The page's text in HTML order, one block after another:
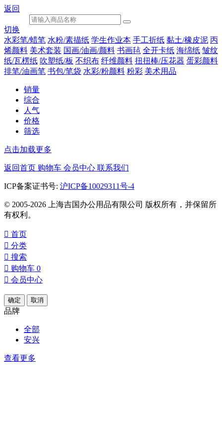
返回
切换
水彩笔/蜡笔 水粉/素描纸 学生作业本 手工折纸 黏土/橡皮泥 丙
烯颜料 美术套装 国画/油画/颜料 书画毡 全开卡纸 海绵纸 皱纹
纸/瓦楞纸 吹塑纸/板 不织布 纤维颜料 扭扭棒/压花器 蛋彩颜料
排笔/油画笔 书包/笔袋 水彩/粉颜料 粉彩 美术用品
销量
综合
人气
价格
筛选
点击加载更多
返回首页 购物车 会员中心 联系我们
ICP备案证书号: 沪ICP备10029311号-4
© 2005-2026 上海吉国办公用品有限公司 版权所有，并保留所
有权利。
 首页
 分类
 搜索
 购物车 0
 会员中心
确定 取消
品牌
全部
安兴
查看更多